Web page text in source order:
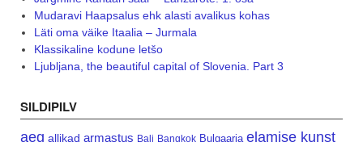
Mudaravi Haapsalus ehk alasti avalikus kohas
Läti oma väike Itaalia – Jurmala
Klassikaline kodune letšo
Ljubljana, the beautiful capital of Slovenia. Part 3
SILDIPILV
aeg allikad armastus Bali Bangkok Bulgaaria elamise kunst